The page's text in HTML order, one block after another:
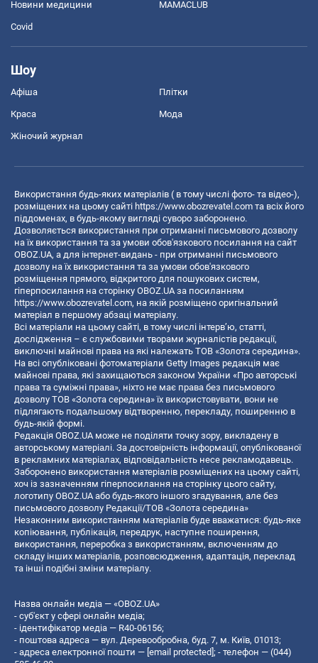
Новини медицини MAMACLUB
Covid
Шоу
Афіша Плітки
Краса Мода
Жіночий журнал
Використання будь-яких матеріалів ( в тому числі фото- та відео-),
розміщених на цьому сайті https://www.obozrevatel.com та всіх його
піддоменах, в будь-якому вигляді суворо заборонено.
Дозволяється використання при отриманні письмового дозволу
на їх використання та за умови обов'язкового посилання на сайт
OBOZ.UA, а для інтернет-видань - при отриманні письмового
дозволу на їх використання та за умови обов'язкового
розміщення прямого, відкритого для пошукових систем,
гіперпосилання на сторінку OBOZ.UA за посиланням
https://www.obozrevatel.com, на якій розміщено оригінальний
матеріал в першому абзаці матеріалу.
Всі матеріали на цьому сайті, в тому числі інтерв’ю, статті,
дослідження – є службовими творами журналістів редакції,
виключні майнові права на які належать ТОВ «Золота середина».
На всі опубліковані фотоматеріали Getty Images редакція має
майнові права, які захищаються законом України «Про авторські
права та суміжні права», ніхто не має права без письмового
дозволу ТОВ «Золота середина» їх використовувати, вони не
підлягають подальшому відтворенню, перекладу, поширенню в
будь-якій формі.
Редакція OBOZ.UA може не поділяти точку зору, викладену в
авторському матеріалі. За достовірність інформації, опублікованої
в рекламних матеріалах, відповідальність несе рекламодавець.
Заборонено використання матеріалів розміщених на цьому сайті,
хоч із зазначенням гіперпосилання на сторінку цього сайту,
логотипу OBOZ.UA або будь-якого іншого згадування, але без
письмового дозволу Редакції/ТОВ «Золота середина»
Незаконним використанням матеріалів буде вважатися: будь-яке
копiювання, публiкацiя, передрук, наступне поширення,
використання, переробка з використанням, включенням до
складу інших матеріалів, розповсюдження, адаптація, переклад
та інші подібні зміни матеріалу.
Назва онлайн медіа — «OBOZ.UA»
- суб'єкт у сфері онлайн медіа;
- ідентифікатор медіа — R40-06156;
- поштова адреса — вул. Деревообробна, буд. 7, м. Київ, 01013;
- адреса електронної пошти — [email protected]; - телефон — (044)